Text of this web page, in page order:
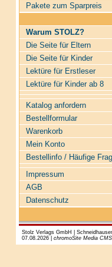
Pakete zum Sparpreis
Warum STOLZ?
Die Seite für Eltern
Die Seite für Kinder
Lektüre für Erstleser
Lektüre für Kinder ab 8
Katalog anfordern
Bestellformular
Warenkorb
Mein Konto
Bestellinfo / Häufige
Impressum
AGB
Datenschutz
Stolz Verlags GmbH |
07.08.2026 | chromoSite Media CMS